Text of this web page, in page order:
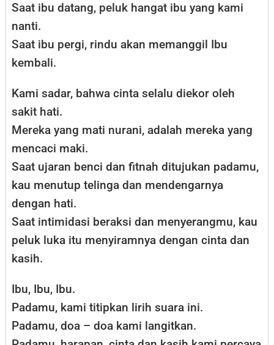
Saat ibu datang, peluk hangat ibu yang kami
nanti.
Saat ibu pergi, rindu akan memanggil Ibu
kembali.
Kami sadar, bahwa cinta selalu diekor oleh
sakit hati.
Mereka yang mati nurani, adalah mereka yang
mencaci maki.
Saat ujaran benci dan fitnah ditujukan padamu,
kau menutup telinga dan mendengarnya
dengan hati.
Saat intimidasi beraksi dan menyerangmu, kau
peluk luka itu menyiramnya dengan cinta dan
kasih.
Ibu, Ibu, Ibu.
Padamu, kami titipkan lirih suara ini.
Padamu, doa – doa kami langitkan.